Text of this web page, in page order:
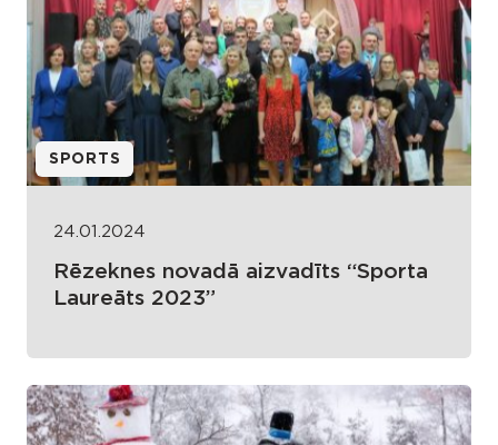
SPORTS
24.01.2024
Rēzeknes novadā aizvadīts “Sporta
Laureāts 2023”